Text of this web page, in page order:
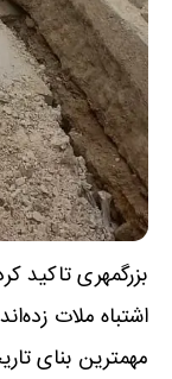
بزرگمهری تاکید
اشتباه ملات
مهمترین بنای